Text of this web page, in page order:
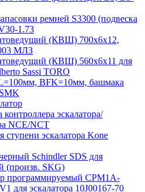
ремней S3300 (подвеска
1.73
(КВШ) 700х6х12,
МЛЗ
(КВШ) 560х6х11 для
Sassi TORO
BFK=10мм, башмака
эскалатора/
NCE/NCT
ступени эскалатора Kone
Schindler SDS для
(произв. SKG)
программируемый CPM1A-
для эскалатора 10J00167-70